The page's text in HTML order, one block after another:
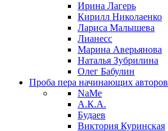
Ирина Лагерь
Кирилл Николаенко
Лариса Малышева
Лианесс
Марина Аверьянова
Наталья Зубрилина
Олег Бабулин
Проба пера начинающих авторов
NaMe
А.К.А.
Будаев
Виктория Куринская